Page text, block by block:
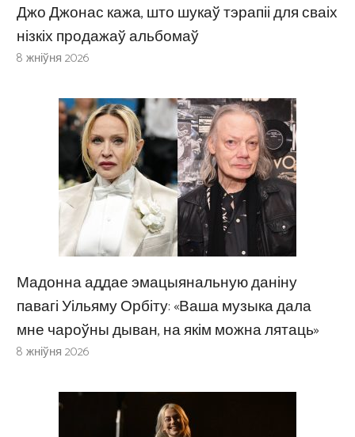
Джо Джонас кажа, што шукаў тэрапіі для сваіх
нізкіх продажаў альбомаў
8 жніўня 2026
Мадонна аддае эмацыянальную даніну
павагі Уільяму Орбіту: «Ваша музыка дала
мне чароўны дыван, на якім можна лятаць»
8 жніўня 2026